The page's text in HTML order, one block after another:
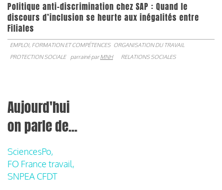
Politique anti-discrimination chez SAP : Quand le
discours d’inclusion se heurte aux inégalités entre
Filiales
EMPLOI, FORMATION ET COMPÉTENCES ORGANISATION DU TRAVAIL
PROTECTION SOCIALE
parrainé parMNH RELATIONS SOCIALES
Aujourd'hui
on parle de...
SciencesPo,
FO France travail,
SNPEA CFDT